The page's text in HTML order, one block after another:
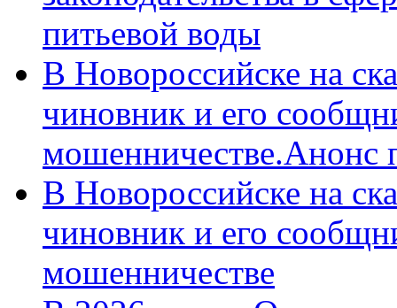
питьевой воды
В Новороссийске на
чиновник и его
мошенничестве.Анонс
В Новороссийске на
чиновник и его
мошенничестве